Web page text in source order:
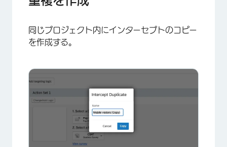
同じプロジェクト内にインターセプトのコピー
を作成する。